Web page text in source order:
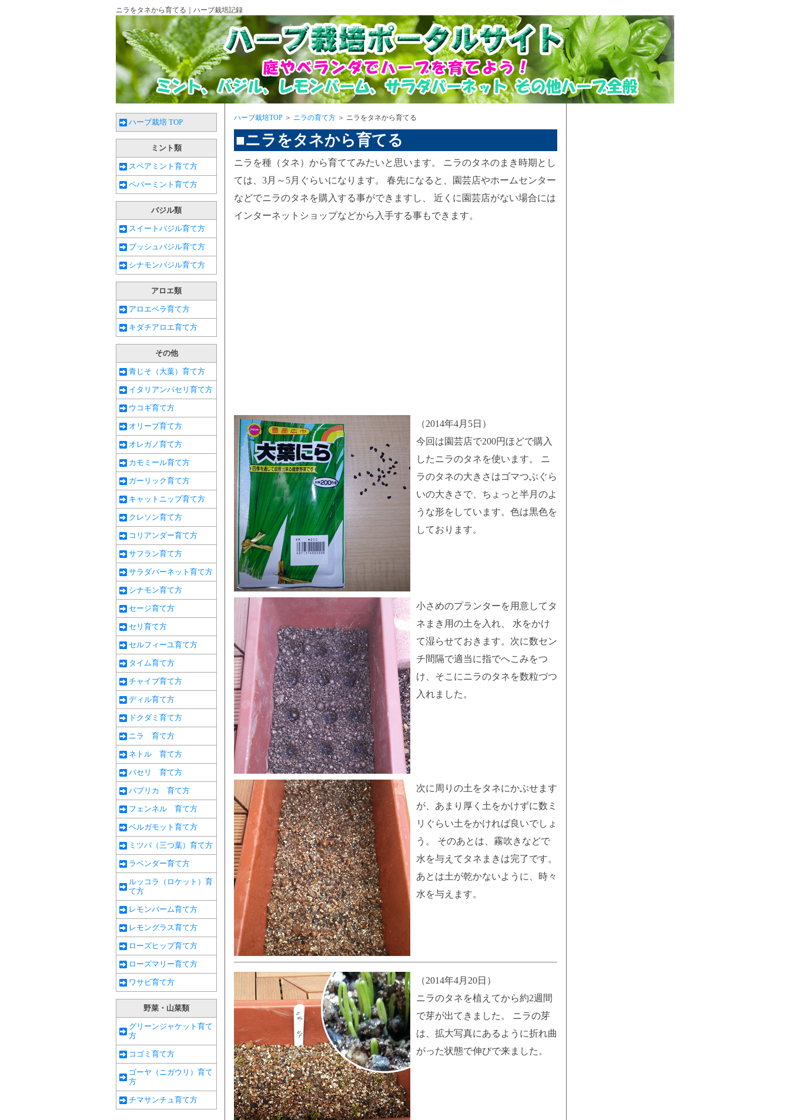
ニラをタネから育てる｜ハーブ栽培記録
ハーブ栽培 TOP
ミント類
スペアミント育て方
ペパーミント育て方
バジル類
スイートバジル育て方
ブッシュバジル育て方
シナモンバジル育て方
アロエ類
アロエベラ育て方
キダチアロエ育て方
その他
青じそ（大葉）育て方
イタリアンパセリ育て方
ウコギ育て方
オリーブ育て方
オレガノ育て方
カモミール育て方
ガーリック育て方
キャットニップ育て方
クレソン育て方
コリアンダー育て方
サフラン育て方
サラダバーネット育て方
シナモン育て方
セージ育て方
セリ育て方
セルフィーユ育て方
タイム育て方
チャイブ育て方
ディル育て方
ドクダミ育て方
ニラ 育て方
ネトル 育て方
パセリ 育て方
パプリカ 育て方
フェンネル 育て方
ベルガモット育て方
ミツバ（三つ葉）育て方
ラベンダー育て方
ルッコラ（ロケット）育
て方
レモンバーム育て方
レモングラス育て方
ローズヒップ育て方
ローズマリー育て方
ワサビ育て方
野菜・山菜類
グリーンジャケット育て
方
コゴミ育て方
ゴーヤ（ニガウリ）育て
方
チマサンチュ育て方
ハーブ栽培TOP ＞ ニラの育て方 ＞ ニラをタネから育てる
■ニラをタネから育てる
ニラを種（タネ）から育ててみたいと思います。 ニラのタネのまき時期とし
ては、3月～5月ぐらいになります。 春先になると、園芸店やホームセンター
などでニラのタネを購入する事ができますし、 近くに園芸店がない場合には
インターネットショップなどから入手する事もできます。
（2014年4月5日）
今回は園芸店で200円ほどで購入
したニラのタネを使います。 ニ
ラのタネの大きさはゴマつぶぐら
いの大きさで、ちょっと半月のよ
うな形をしています。色は黒色を
しております。
小さめのプランターを用意してタ
ネまき用の土を入れ、 水をかけ
て湿らせておきます。次に数セン
チ間隔で適当に指でへこみをつ
け、そこにニラのタネを数粒づつ
入れました。
次に周りの土をタネにかぶせます
が、あまり厚く土をかけずに数ミ
リぐらい土をかければ良いでしょ
う。 そのあとは、霧吹きなどで
水を与えてタネまきは完了です。
あとは土が乾かないように、時々
水を与えます。
（2014年4月20日）
ニラのタネを植えてから約2週間
で芽が出てきました。 ニラの芽
は、拡大写真にあるように折れ曲
がった状態で伸びで来ました。